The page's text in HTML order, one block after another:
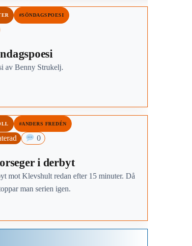
#SÖNDAGSPOESI
av Benny Strukelj.
#ANDERS FREDÉN
0
i derbyt
mot Klevshult redan efter 15 minuter. Då
man serien igen.